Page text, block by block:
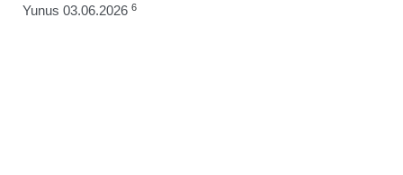
Yunus 03.06.2026 6